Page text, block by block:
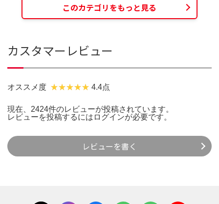
このカテゴリをもっと見る
カスタマーレビュー
オススメ度 4.4点
現在、2424件のレビューが投稿されています。
レビューを投稿するには ログインが必要です。
レビューを書く